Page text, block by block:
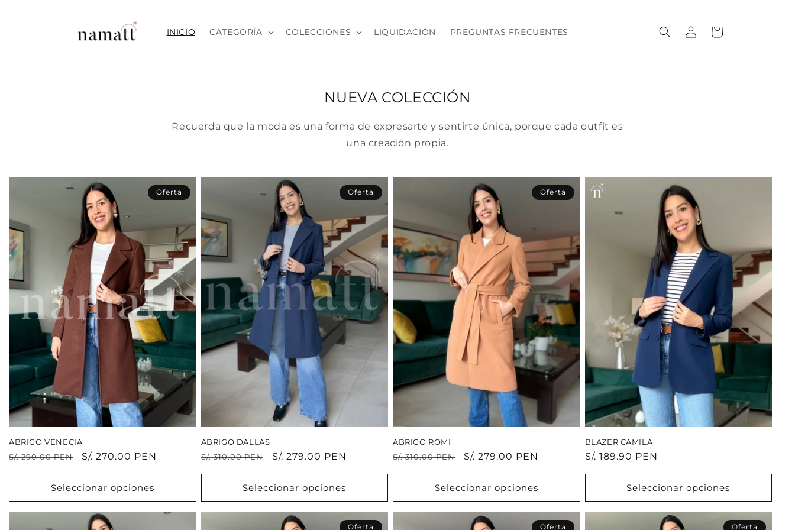
INICIO CATEGORÍA COLECCIONES LIQUIDACIÓN PREGUNTAS FRECUENTES
Iniciar
sesión
Carrito
NUEVA COLECCIÓN
Recuerda que la moda es una forma de expresarte y sentirte única, porque cada outfit es
una creación propia.
Oferta
ABRIGO VENECIA
Precio
S/. 290.00 PEN
Precio
oferta
S/. 270.00 PEN
Seleccionar opciones
Oferta
ABRIGO DALLAS
Precio
S/. 310.00 PEN
Precio
oferta
S/. 279.00 PEN
Seleccionar opciones
Oferta
ABRIGO ROMI
Precio
S/. 310.00 PEN
Precio
oferta
S/. 279.00 PEN
Seleccionar opciones
BLAZER CAMILA
Precio
S/. 189.90 PEN
Seleccionar opciones
Oferta Oferta Oferta